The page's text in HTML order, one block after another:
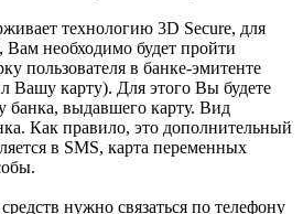
технологию 3D Secure, для
Вам необходимо будет пройти
пользователя в банке-эмитенте
Вашу карту). Для этого Вы будете
банка, выдавшего карту. Вид
Как правило, это дополнительный
в SMS, карта переменных
нужно связаться по телефону